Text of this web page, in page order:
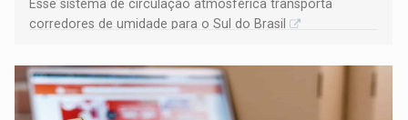
Esse sistema de circulação atmosférica transporta
corredores de umidade para o Sul do Brasil